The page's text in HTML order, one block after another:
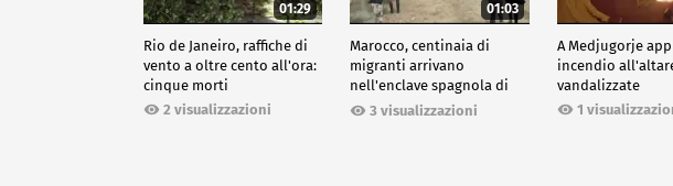
01:29
Rio de Janeiro, raffiche di
vento a oltre cento all'ora:
cinque morti
2 visualizzazioni
01:03
Marocco, centinaia di
migranti arrivano
nell'enclave spagnola di
Ceuta3 visualizzazioni
A Medjugorje
incendio
vandalizzate
1